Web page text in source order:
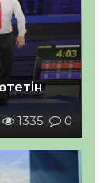
1335 0